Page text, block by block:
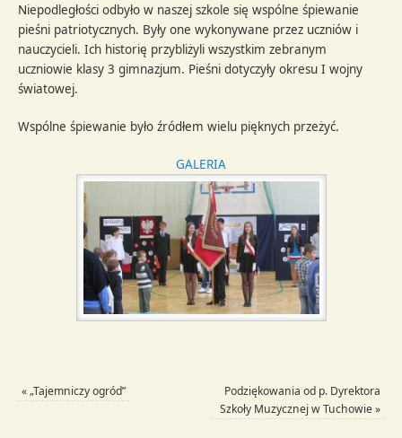
Niepodległości odbyło w naszej szkole się wspólne śpiewanie
pieśni patriotycznych. Były one wykonywane przez uczniów i
nauczycieli. Ich historię przybliżyli wszystkim zebranym
uczniowie klasy 3 gimnazjum. Pieśni dotyczyły okresu I wojny
światowej.
Wspólne śpiewanie było źródłem wielu pięknych przeżyć.
GALERIA
«„Tajemniczy ogród”
Podziękowania od p. Dyrektora
Szkoły Muzycznej w Tuchowie»